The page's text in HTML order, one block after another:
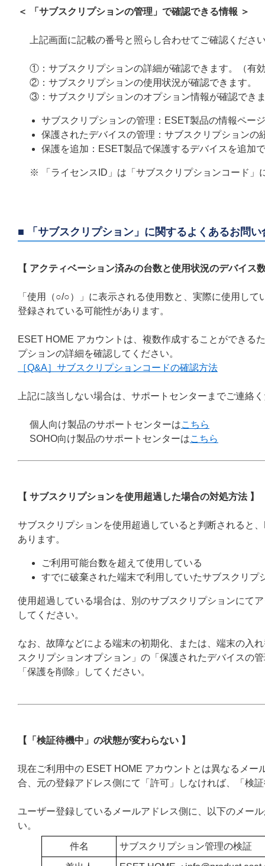
＜ 「サブスクリプションの管理」で確認できる情報 ＞
上記画面に記載の番号と照らし合わせてご確認くださ
①：サブスクリプションの詳細が確認できます。（有
②：サブスクリプションの使用状況が確認できます。
③：サブスクリプションのオプション情報が確認でき
サブスクリプションの管理：ESET製品の情報ペー
保護されたデバイスの管理：サブスクリプションの
保護を追加：ESET製品で保護するデバイスを追加
※ 「ライセンスID」は「サブスクリプションコード」
■ 「サブスクリプション」に関するよくあるお問い
【 アクティベーション済みの台数と使用状況のデバイス
「使用（○/○）」に表示される使用数と、実際に使用し
登録されている可能性があります。
ESET HOME アカウントは、複数作成することができる
プションの詳細を確認してください。
［Q&A］サブスクリプションコードの確認方法
上記に該当しない場合は、サポートセンターまでご連絡
個人向け製品のサポートセンターはこちら
SOHO向け製品のサポートセンターはこちら
【 サブスクリプションを使用超過した場合の対処方法 】
サブスクリプションを使用超過していると判断されると
あります。
ご利用可能台数を超えて使用している
すでに破棄された端末で利用していたサブスクリプ
使用超過している場合は、別のサブスクリプションにて
してください。
なお、故障などによる端末の初期化、または、端末の入
スクリプションオプション」の「保護されたデバイスの
「保護を削除」してください。
【「検証待機中」の状態が変わらない 】
現在ご利用中の ESET HOME アカウントとは異なるメ
合、元の登録アドレス側にて「許可」しなければ、「検
ユーザー登録しているメールアドレス側に、以下のメー
い。
件名 サブスクリプション管理の検証